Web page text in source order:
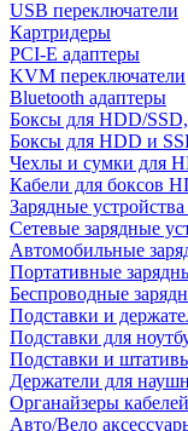
USB переключатели
Картридеры
PCI-E адаптеры
KVM переключатели
Bluetooth адаптеры
Боксы для HDD/
Боксы для HDD и
Чехлы и сумки для
Кабели для боксов
Зарядные
Сетевые зарядные
Автомобильные
Портативные
Беспроводные
Подставки и
Подставки для
Подставки и
Держатели для
Органайзеры кабелей
Авто/Вело